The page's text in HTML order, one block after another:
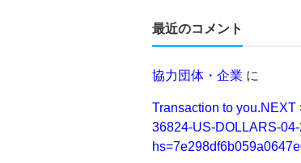
最近のコメント
協力団体・企業 に
Transaction to
36824-US-DOLLARS-